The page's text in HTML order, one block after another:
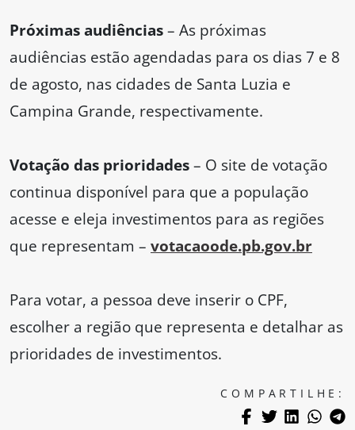
Próximas audiências– As próximas
audiências estão agendadas para os dias 7 e 8
de agosto, nas cidades de Santa Luzia e
Campina Grande, respectivamente.
Votação das prioridades– O site de votação
continua disponível para que a população
acesse e eleja investimentos para as regiões
que representam – votacaoode.pb.gov.br
Para votar, a pessoa deve inserir o CPF,
escolher a região que representa e detalhar as
prioridades de investimentos.
COMPARTILHE: